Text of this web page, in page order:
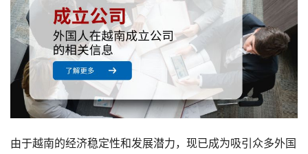
由于越南的经济稳定性和发展潜力，现已成为吸引众多外国